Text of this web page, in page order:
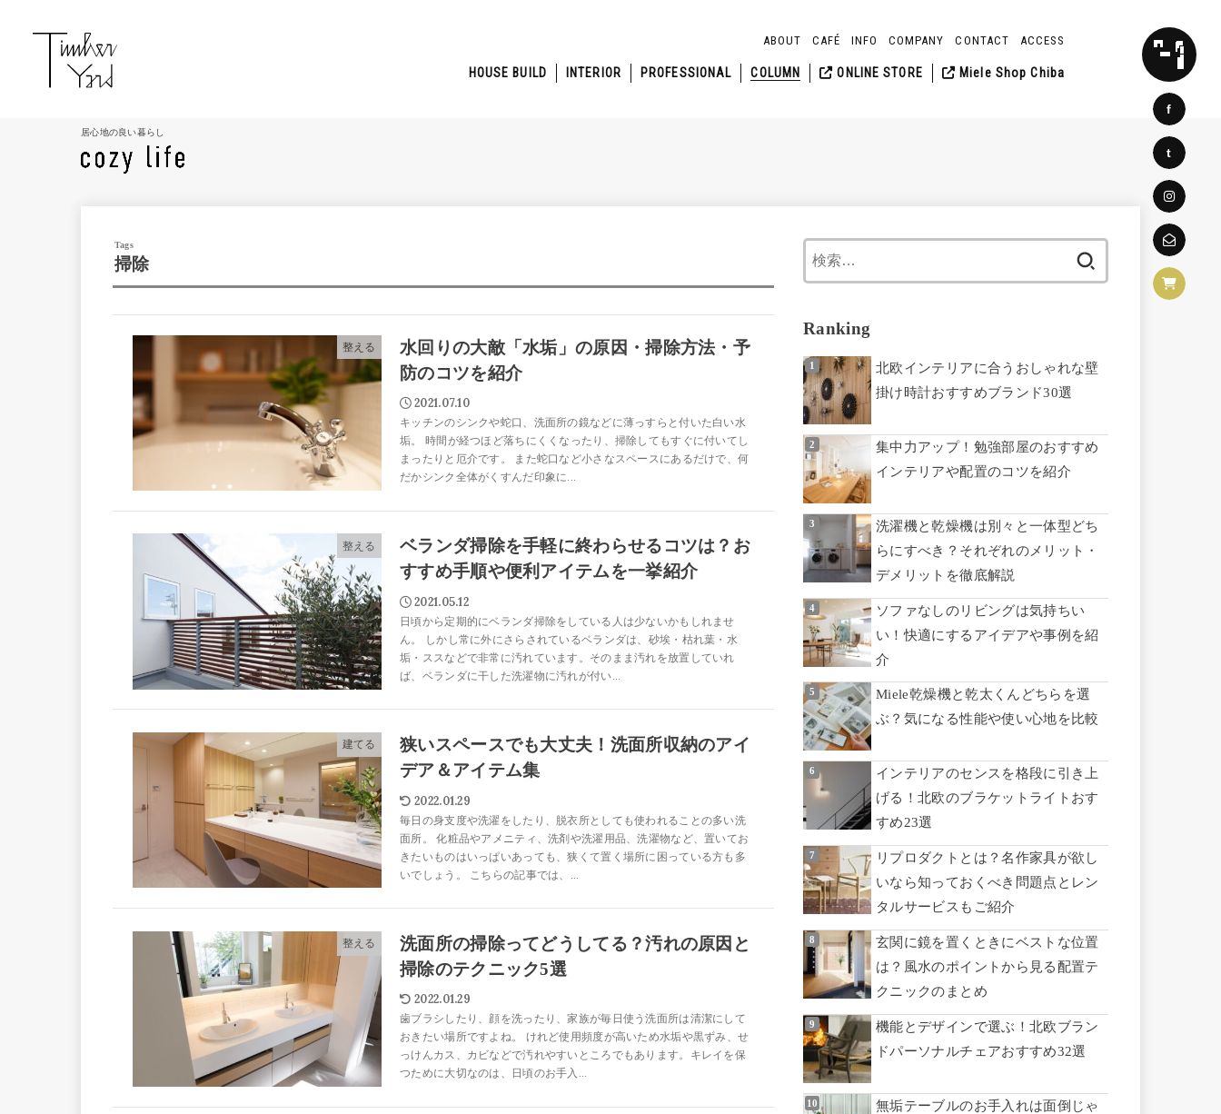
f
t
HOUSE BUILD INTERIOR PROFESSIONAL COLUMN ONLINE STORE Miele Shop Chiba
ABOUT CAFÉ INFO COMPANY CONTACT ACCESS
居心地の良い暮らし
SEARCH
掃除
整える
水回りの大敵「水垢」の原因・掃除方法・予
防のコツを紹介
2021.07.10
キッチンのシンクや蛇口、洗面所の鏡などに薄っすらと付いた白い水
垢。 時間が経つほど落ちにくくなったり、掃除してもすぐに付いてし
まったりと厄介です。 また蛇口など小さなスペースにあるだけで、何
だかシンク全体がくすんだ印象に...
整える
ベランダ掃除を手軽に終わらせるコツは？お
すすめ手順や便利アイテムを一挙紹介
2021.05.12
日頃から定期的にベランダ掃除をしている人は少ないかもしれませ
ん。 しかし常に外にさらされているベランダは、砂埃・枯れ葉・水
垢・ススなどで非常に汚れています。そのまま汚れを放置していれ
ば、ベランダに干した洗濯物に汚れが付い...
建てる
狭いスペースでも大丈夫！洗面所収納のアイ
デア＆アイテム集
2022.01.29
毎日の身支度や洗濯をしたり、脱衣所としても使われることの多い洗
面所。 化粧品やアメニティ、洗剤や洗濯用品、洗濯物など、置いてお
きたいものはいっぱいあっても、狭くて置く場所に困っている方も多
いでしょう。 こちらの記事では、...
整える
洗面所の掃除ってどうしてる？汚れの原因と
掃除のテクニック5選
2022.01.29
歯ブラシしたり、顔を洗ったり、家族が毎日使う洗面所は清潔にして
おきたい場所ですよね。 けれど使用頻度が高いため水垢や黒ずみ、せ
っけんカス、カビなどで汚れやすいところでもあります。キレイを保
つために大切なのは、日頃のお手入...
Ranking
北欧インテリアに合うおしゃれな壁
掛け時計おすすめブランド30選
集中力アップ！勉強部屋のおすすめ
インテリアや配置のコツを紹介
洗濯機と乾燥機は別々と一体型どち
らにすべき？それぞれのメリット・
デメリットを徹底解説
ソファなしのリビングは気持ちい
い！快適にするアイデアや事例を紹
介
Miele乾燥機と乾太くんどちらを選
ぶ？気になる性能や使い心地を比較
インテリアのセンスを格段に引き上
げる！北欧のブラケットライトおす
すめ23選
リプロダクトとは？名作家具が欲し
いなら知っておくべき問題点とレン
タルサービスもご紹介
玄関に鏡を置くときにベストな位置
は？風水のポイントから見る配置テ
クニックのまとめ
機能とデザインで選ぶ！北欧ブラン
ドパーソナルチェアおすすめ32選
無垢テーブルのお手入れは面倒じゃ